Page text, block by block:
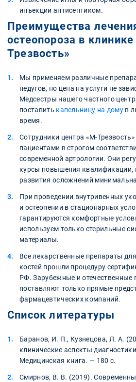
инъекции антисептиком.
Преимущества
остеопороза в
Трезвость»
Мы применяем различные
недугов, но цена на услуги не
Медсестры нашего частного
поставить капельницу на домув
время.
Сотрудники центра «М-
пациентами в строгом
современной артрологии. Они
курсы повышения квалификации,
развития осложнений
При проведении внутривенных
и остеопении в стационарных
гарантируются комфортные
используем только стерильные
материалы.
Все лекарственные препараты
костей прошли процедуру
РФ. Зарубежные и отечественные
поставляют только прямые
фармацевтических компаний.
Список литературы
Баранов, И. П., Кузнецова, Л. А.
клинические аспекты
Медицинская книга. — 180 с.
Смирнов, В. В. (2019).